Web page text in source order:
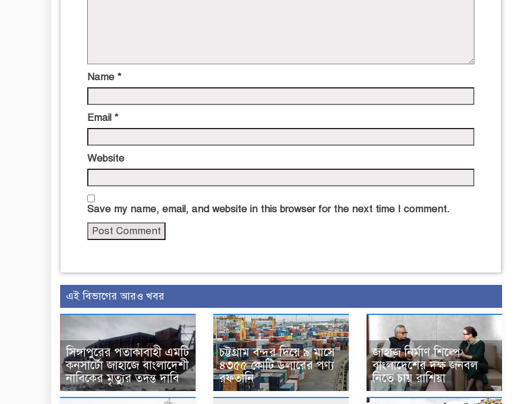
Name *
Email *
Website
Save my name, email, and website in this browser for the next time I comment.
এই বিভাগের আরও খবর
সিঙ্গাপুরের পতাকাবাহী এমটি
কনসার্টো জাহাজে বাংলাদেশী
নাবিকের মৃত্যুর তদন্ত দাবি
চট্টগ্রাম বন্দর দিয়ে ৯ মাসে
৪৩৫৫ কোটি ডলারের পণ্য
রফতানি
জাহাজ নির্মাণ শিল্পে
বাংলাদেশের দক্ষ জনবল
নিতে চায় রাশিয়া